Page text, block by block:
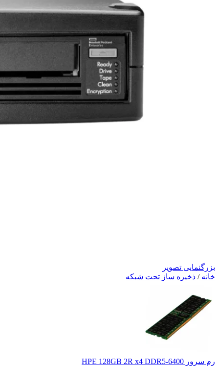
بزرگنمایی تصویر
خانه/ ذخیره ساز تحت شبکه
رم سرور HPE 128GB 2R x4 DDR5‑6400